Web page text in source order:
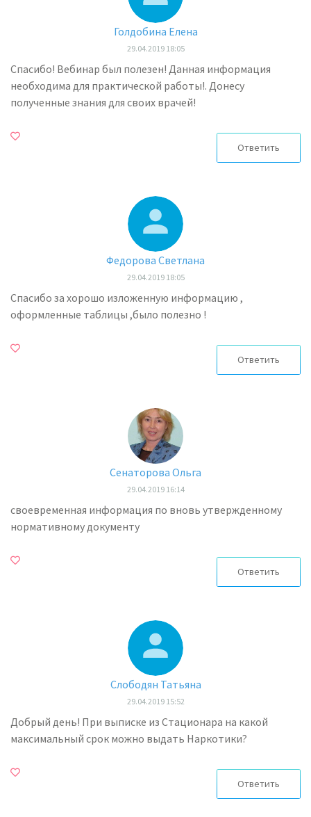
Голдобина Елена
29.04.2019 18:05
Спасибо! Вебинар был полезен! Данная информация
необходима для практической работы!. Донесу
полученные знания для своих врачей!
Ответить
Федорова Светлана
29.04.2019 18:05
Спасибо за хорошо изложенную информацию ,
оформленные таблицы ,было полезно !
Ответить
Сенаторова Ольга
29.04.2019 16:14
своевременная информация по вновь утвержденному
нормативному документу
Ответить
Слободян Татьяна
29.04.2019 15:52
Добрый день! При выписке из Стационара на какой
максимальный срок можно выдать Наркотики?
Ответить